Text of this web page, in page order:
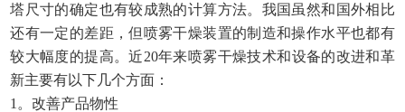
塔尺寸的确定也有较成熟的计算方法。我国虽然和国外相比
还有一定的差距，但喷雾干燥装置的制造和操作水平也都有
较大幅度的提高。近20年来喷雾干燥技术和设备的改进和革
新主要有以下几个方面：
1。改善产品物性